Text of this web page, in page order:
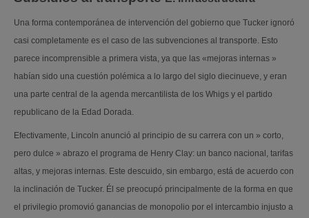
Una forma contemporánea de intervención del gobierno que Tucker ignoró
casi completamente es el caso de las subvenciones al transporte. Esto
parece incomprensible a primera vista, ya que las «mejoras internas »
habían sido una cuestión polémica a lo largo del siglo diecinueve, y eran
una parte central de la agenda mercantilista de los Whigs y el partido
republicano de la Edad Dorada.
Efectivamente, Lincoln anunció al principio de su carrera con un » corto,
pero dulce » abrazo el programa de Henry Clay: un banco nacional, tarifas
altas, y mejoras internas. Este descuido, sin embargo, está de acuerdo con
la inclinación de Tucker. Él se preocupó principalmente de la forma en que
el privilegio promovió ganancias de monopolio por el intercambio injusto a